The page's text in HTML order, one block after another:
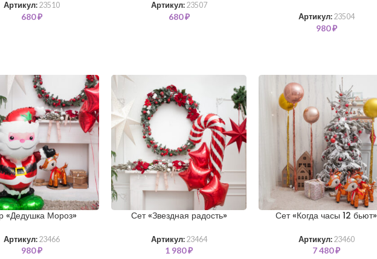
Артикул: 23510
680₽
Артикул: 23507
680₽ Артикул: 23504
980₽
«Дедушка Мороз»
Артикул: 23466
980₽
Сет «Звездная радость»
Артикул: 23464
1 980₽
Сет «Когда часы 12 бьют»
Артикул: 23460
7 480₽